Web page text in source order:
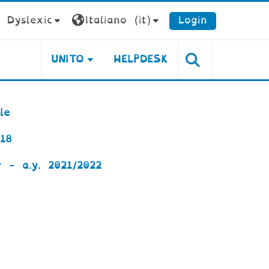
Dyslexic
Italiano ‎(it)‎ Login
UNITO HELPDESK
- a.y. 2021/2022